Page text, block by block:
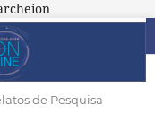
de Pesquisa